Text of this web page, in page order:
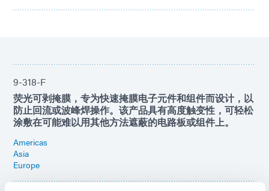
9-318-F
荧光可剥掩膜，专为快速掩膜电子元件和组件而设计，以
防止回流或波峰焊操作。该产品具有高度触变性，可轻松
涂敷在可能难以用其他方法遮蔽的电路板或组件上。
Americas
Asia
Europe